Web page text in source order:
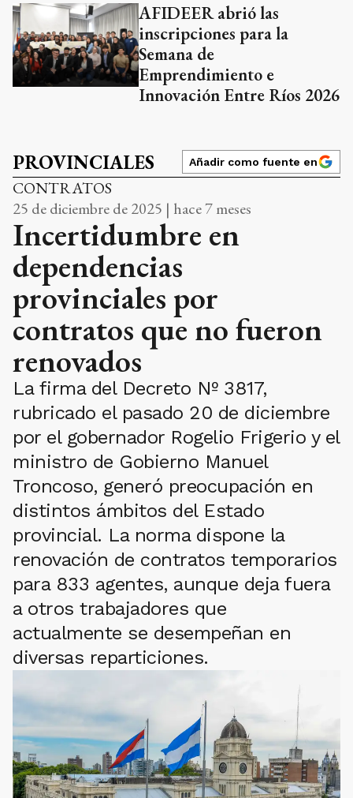
AFIDEER abrió las
inscripciones para la
Semana de
Emprendimiento e
Innovación Entre Ríos 2026
PROVINCIALES Añadir como fuente en
CONTRATOS
25 de diciembre de 2025 | hace 7 meses
Incertidumbre en
dependencias
provinciales por
contratos que no fueron
renovados
La firma del Decreto Nº 3817,
rubricado el pasado 20 de diciembre
por el gobernador Rogelio Frigerio y el
ministro de Gobierno Manuel
Troncoso, generó preocupación en
distintos ámbitos del Estado
provincial. La norma dispone la
renovación de contratos temporarios
para 833 agentes, aunque deja fuera
a otros trabajadores que
actualmente se desempeñan en
diversas reparticiones.